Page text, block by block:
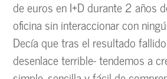
de euros en I+D durante 2 años
oficina sin interaccionar con
Decía que tras el resultado
desenlace terrible- tendemos a